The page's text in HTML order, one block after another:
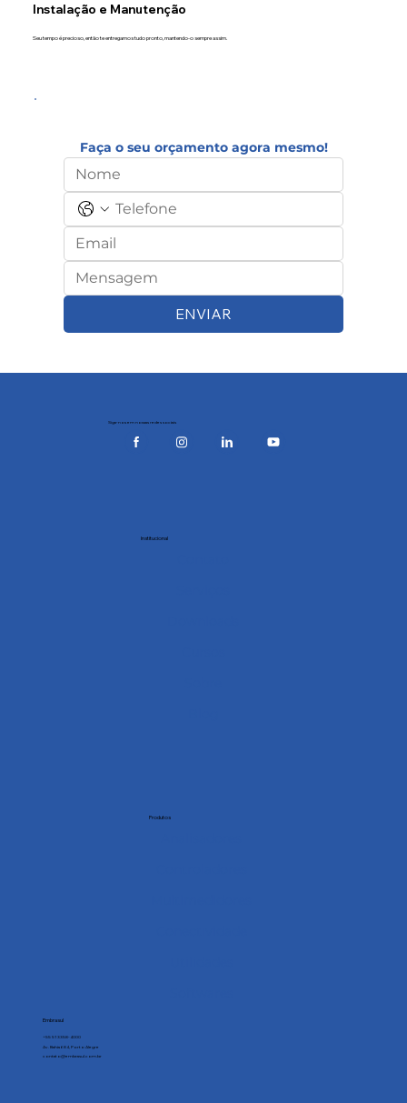
Instalação e Manutenção
Seu tempo é precioso, então te entregamos tudo pronto, mantendo-o sempre assim.
Faça o seu orçamento agora mesmo!
ENVIAR
Siga-nos em nossas redes sociais
Institucional
Embrasul
+55 51 3358-4000
Av. Bahia 684, Porto Alegre
contato@embrasul.com.br
Produtos